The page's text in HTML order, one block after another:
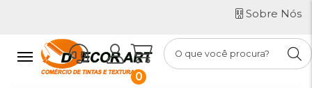
Sobre Nós
0